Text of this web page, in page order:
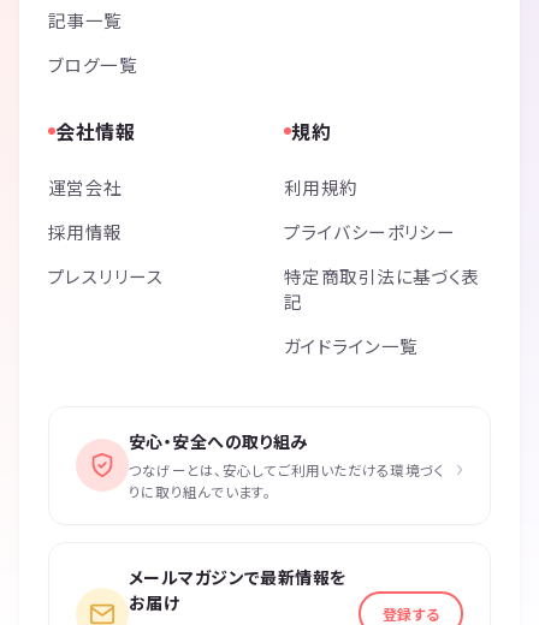
記事一覧
ブログ一覧
会社情報
運営会社
採用情報
プレスリリース
規約
利用規約
プライバシーポリシー
特定商取引法に基づく表
記
ガイドライン一覧
安心・安全への取り組み
つなげーとは、安心してご利用いただける環境づく
りに取り組んでいます。
›
メールマガジンで最新情報を
お届け
登録する